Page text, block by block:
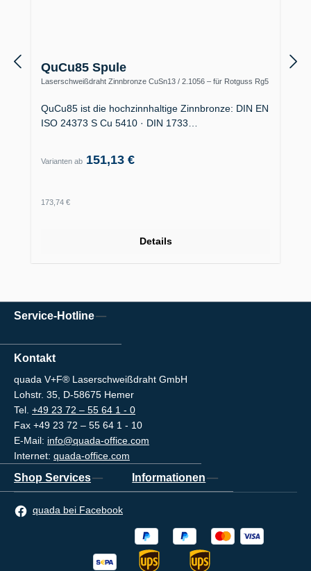
QuCu85 Spule
Laserschweißdraht Zinnbronze CuSn13 / 2.1056 – für Rotguss Rg5
QuCu85 ist die hochzinnhaltige Zinnbronze: DIN EN
ISO 24373 S Cu 5410 · DIN 1733…
Varianten ab 151,13 €
Regulärer Preis:
173,74 €
Details
Service-Hotline
Kontakt
quada V+F® Laserschweißdraht GmbH
Lohstr. 35, D-58675 Hemer
Tel. +49 23 72 – 55 64 1 - 0
Fax +49 23 72 – 55 64 1 - 10
E-Mail: info@quada-office.com
Internet: quada-office.com
Shop Services Informationen
quada bei Facebook